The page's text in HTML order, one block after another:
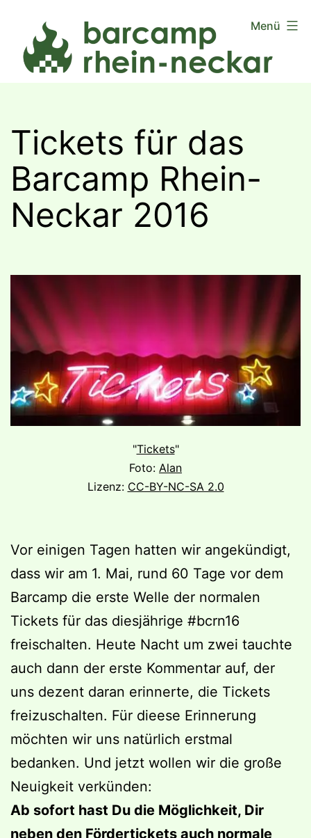
Inhalt
springen
Menü
Tickets für das
Barcamp Rhein-
Neckar 2016
"Tickets"
Foto: Alan
Lizenz: CC-BY-NC-SA 2.0
Vor einigen Tagen hatten wir angekündigt,
dass wir am 1. Mai, rund 60 Tage vor dem
Barcamp die erste Welle der normalen
Tickets für das diesjährige #bcrn16
freischalten. Heute Nacht um zwei tauchte
auch dann der erste Kommentar auf, der
uns dezent daran erinnerte, die Tickets
freizuschalten. Für dieese Erinnerung
möchten wir uns natürlich erstmal
bedanken. Und jetzt wollen wir die große
Neuigkeit verkünden:
Ab sofort hast Du die Möglichkeit, Dir
neben den Fördertickets auch normale